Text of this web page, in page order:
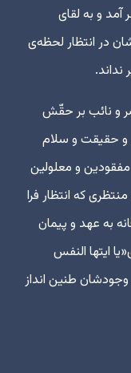
و به لقای
در انتظار لحظه‌ی
و نائب بر حقّش
و حقیقت و سلام
و معلولین
که انتظار فرا
به عهد و پیمان
ایتها النفس
طنین انداز